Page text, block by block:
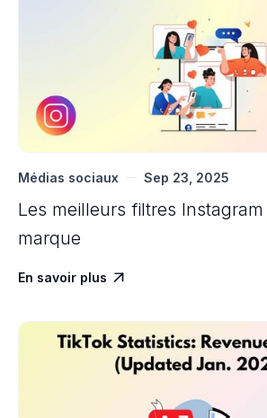
Médias sociaux Sep 23, 2025
Les meilleurs filtres
marque
En savoir plus 